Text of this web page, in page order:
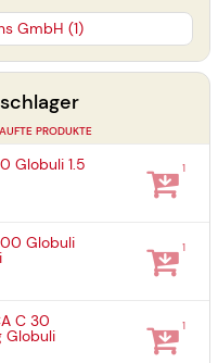
GmbH (1)
PRODUKTE
Globuli1.5 1
Globuli 1
C 30
Globuli
1